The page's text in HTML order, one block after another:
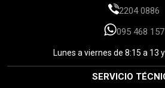
2204 0886
095 468 157
Lunes a viernes de 8:15 a 13
SERVICIO